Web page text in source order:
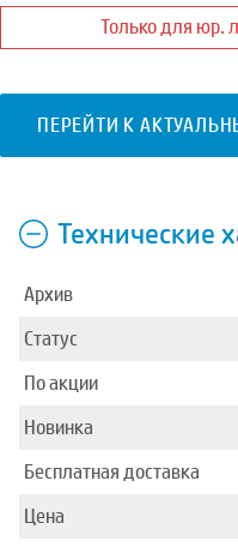
Только для юр.
ПЕРЕЙТИ К
Технические
Архив
Статус
По акции
Новинка
Бесплатная доставка
Цена